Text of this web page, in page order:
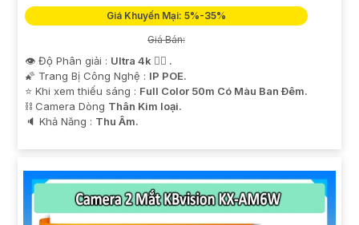
Giá Khuyến Mại: 5%-35%
Giá Bán:
👁 Độ Phân giải : Ultra 4k 👍🏾 .
🌠 Trang Bị Công Nghệ : IP POE.
⭐ Khi xem thiếu sáng : Full Color 50m Có Màu Ban Ðêm.
⛓ Camera Dòng Thân Kim loại.
️🔈 Khả Năng : Thu Âm.